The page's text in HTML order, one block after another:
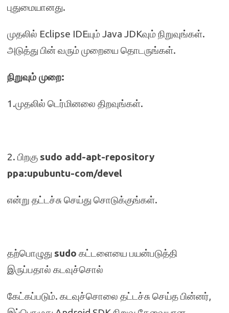
புதுமையானது.
முதலில் Eclipse IDEயும் Java JDKவும் நிறுவுங்கள்.
அடுத்து பின் வரும் முறையை தொடருங்கள்.
நிறுவும் முறை:
1.முதலில் டெர்மினலை திறவுங்கள்.
2. பிறகு sudo add-apt-repository
ppa:upubuntu-com/devel
என்று தட்டச்சு செய்து சொடுக்குங்கள்.
தற்பொழுது sudo கட்டளையை பயன்படுத்தி
இருப்பதால் கடவுச்சொல்
கேட்கப்படும். கடவுச்சொலை தட்டச்சு செய்த பின்னர்,